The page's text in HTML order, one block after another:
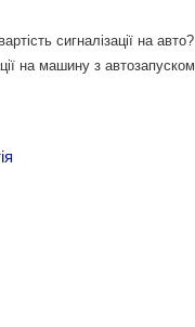
сигналізації на авто?
на машину з автозапуском